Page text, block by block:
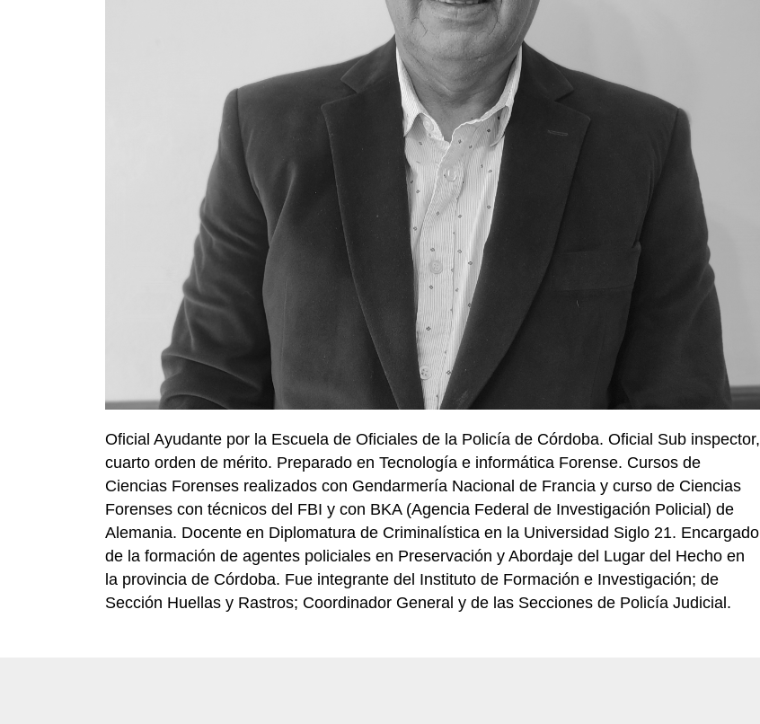
Oficial Ayudante por la Escuela de Oficiales de la Policía de Córdoba. Oficial Sub inspector,
cuarto orden de mérito. Preparado en Tecnología e informática Forense. Cursos de
Ciencias Forenses realizados con Gendarmería Nacional de Francia y curso de Ciencias
Forenses con técnicos del FBI y con BKA (Agencia Federal de Investigación Policial) de
Alemania. Docente en Diplomatura de Criminalística en la Universidad Siglo 21. Encargado
de la formación de agentes policiales en Preservación y Abordaje del Lugar del Hecho en
la provincia de Córdoba. Fue integrante del Instituto de Formación e Investigación; de
Sección Huellas y Rastros; Coordinador General y de las Secciones de Policía Judicial.